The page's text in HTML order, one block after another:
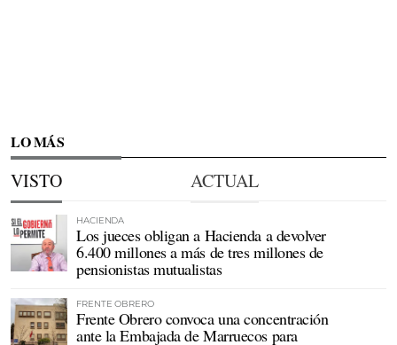
LO MÁS
VISTO ACTUAL
HACIENDA
Los jueces obligan a Hacienda a devolver
6.400 millones a más de tres millones de
pensionistas mutualistas
FRENTE OBRERO
Frente Obrero convoca una concentración
ante la Embajada de Marruecos para